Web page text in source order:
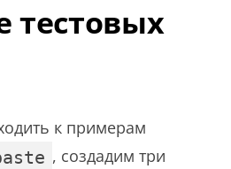
тестовых
к примерам
, создадим три